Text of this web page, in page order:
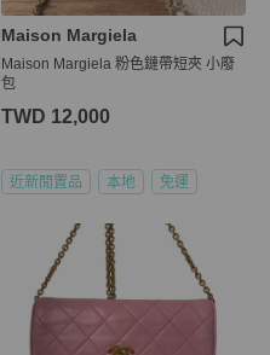
Maison Margiela
Maison Margiela 粉色鏈帶短夾 小廢
包
TWD 12,000
近新閒置品 本地 免運